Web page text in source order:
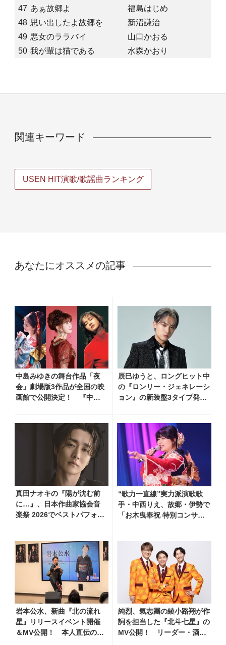
47 あぁ故郷よ
福島はじめ
48 思い出したよ故郷を
新沼謙治
49 悪女のララバイ
山口かおる
50 我が輩は猫である 水森かおり
関連キーワード
USEN HIT演歌/歌謡曲ランキング
あなたにオススメの記事
中島みゆきの舞台作品「夜
会」劇場版3作品が全国の映
画館で公開決定！ 『中島
辰巳ゆうと、ロングヒット中
の『ロンリー・ジェネレーシ
ョン』の新装盤3タイプ発売
真田ナオキの『陽が沈む前
に…』、日本作曲家協会音
楽祭 2026でベストパフォー
盤リリースへ向けた企画を
一挙公開
“歌力一直線”実力派演歌歌
手・中西りえ、故郷・伊勢で
「お木曳奉祝 特別コンサー
岩本公水、新曲『北の流れ
星』リリースイベント開催
＆MV公開！ 本人直伝の歌
純烈、氣志團の綾小路翔が作
詞を担当した『北斗七星』の
MV公開！ リーダー・酒井